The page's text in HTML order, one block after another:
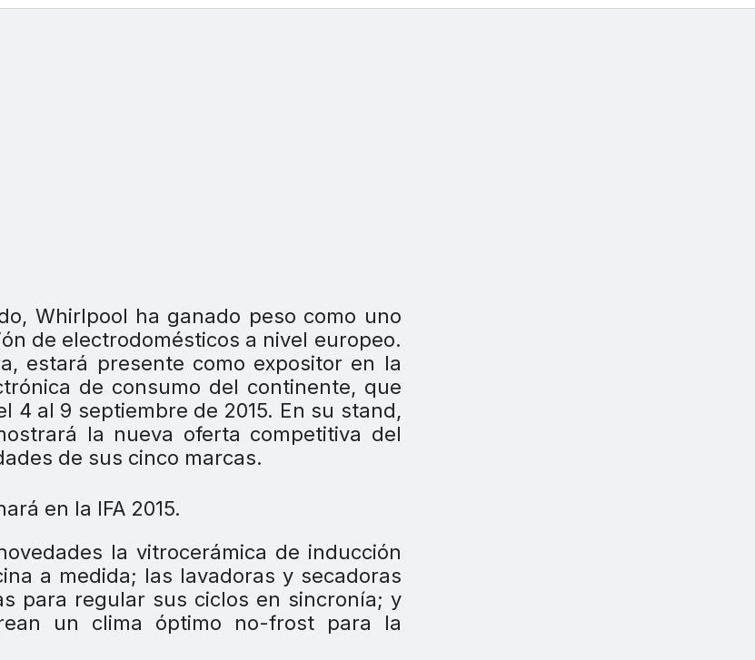
Whirlpool ha ganado peso como uno
de electrodomésticos a nivel europeo.
estará presente como expositor en la
de consumo del continente, que
4 al 9 septiembre de 2015. En su stand,
la nueva oferta competitiva del
de sus cinco marcas.
la vitrocerámica de inducción
a medida; las lavadoras y secadoras
para regular sus ciclos en sincronía; y
un clima óptimo no-frost para la